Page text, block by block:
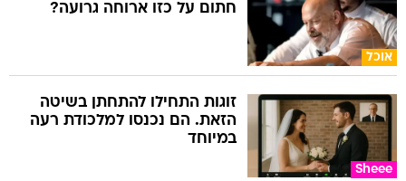
אוכל
חתום על כזו ארוחה גרועה?
Sheee
זוגות התחילו להתחתן בשיטה
הזאת. הם נכנסו למלכודת רעה
במיוחד